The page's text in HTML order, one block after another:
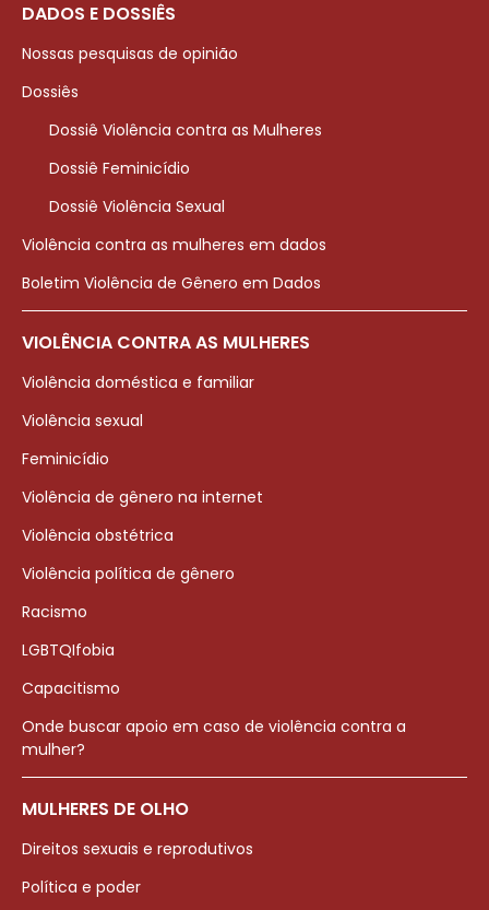
DADOS E DOSSIÊS
Nossas pesquisas de opinião
Dossiês
Dossiê Violência contra as Mulheres
Dossiê Feminicídio
Dossiê Violência Sexual
Violência contra as mulheres em dados
Boletim Violência de Gênero em Dados
VIOLÊNCIA CONTRA AS MULHERES
Violência doméstica e familiar
Violência sexual
Feminicídio
Violência de gênero na internet
Violência obstétrica
Violência política de gênero
Racismo
LGBTQIfobia
Capacitismo
Onde buscar apoio em caso de violência contra a
mulher?
MULHERES DE OLHO
Direitos sexuais e reprodutivos
Política e poder